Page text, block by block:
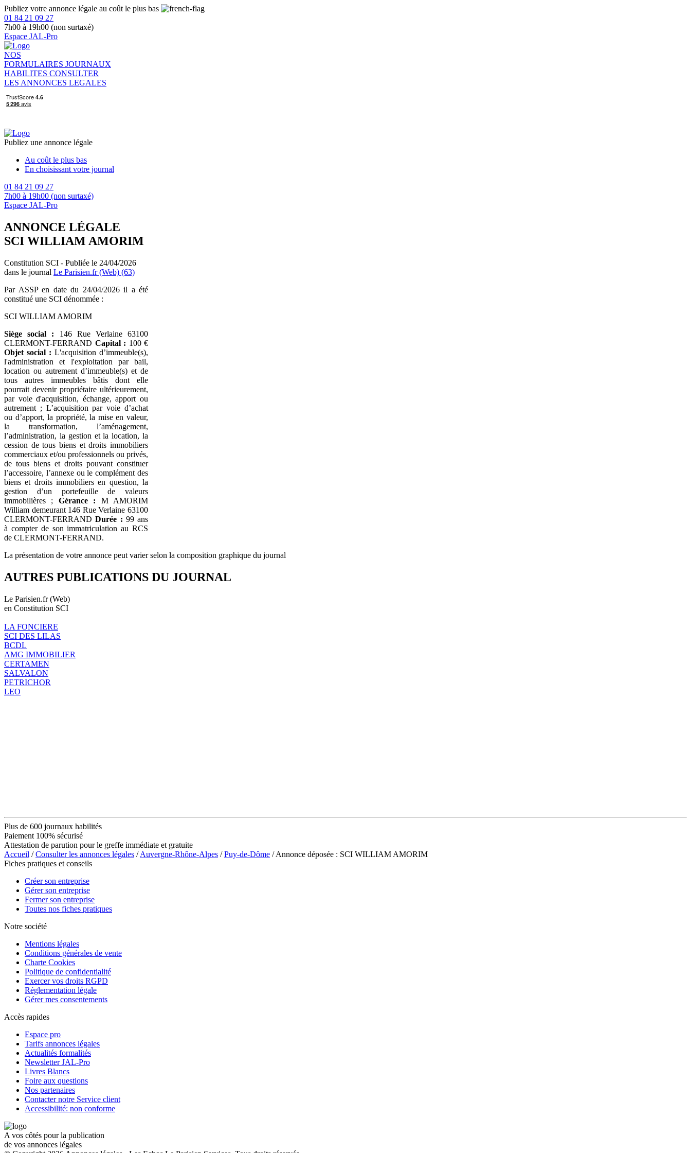
Publiez votre annonce légale au coût le plus bas
01 84 21 09 27
7h00 à 19h00 (non surtaxé)
Espace JAL-Pro
NOS
FORMULAIRES JOURNAUX
HABILITES CONSULTER
LES ANNONCES LEGALES
Publiez une annonce légale
Au coût le plus bas
En choisissant votre journal
01 84 21 09 27
7h00 à 19h00 (non surtaxé)
Espace JAL-Pro
ANNONCE LÉGALE
SCI WILLIAM AMORIM
Constitution SCI - Publiée le 24/04/2026
dans le journal Le Parisien.fr (Web) (63)
Par ASSP en date du 24/04/2026 il a été
constitué une SCI dénommée :
SCI WILLIAM AMORIM
Siège social : 146 Rue Verlaine 63100
CLERMONT-FERRAND Capital : 100 €
Objet social : L'acquisition d’immeuble(s),
l'administration et l'exploitation par bail,
location ou autrement d’immeuble(s) et de
tous autres immeubles bâtis dont elle
pourrait devenir propriétaire ultérieurement,
par voie d'acquisition, échange, apport ou
autrement ; L’acquisition par voie d’achat
ou d’apport, la propriété, la mise en valeur,
la transformation, l’aménagement,
l’administration, la gestion et la location, la
cession de tous biens et droits immobiliers
commerciaux et/ou professionnels ou privés,
de tous biens et droits pouvant constituer
l’accessoire, l’annexe ou le complément des
biens et droits immobiliers en question, la
gestion d’un portefeuille de valeurs
immobilières ; Gérance : M AMORIM
William demeurant 146 Rue Verlaine 63100
CLERMONT-FERRANDDurée : 99 ans
à compter de son immatriculation au RCS
de CLERMONT-FERRAND.
La présentation de votre annonce peut varier selon la composition graphique du journal
AUTRES PUBLICATIONS DU JOURNAL
Le Parisien.fr (Web)
en Constitution SCI
LA FONCIERE
SCI DES LILAS
BCDL
AMG IMMOBILIER
CERTAMEN
SALVALON
PETRICHOR
LEO
Plus de 600 journaux habilités
Paiement 100% sécurisé
Attestation de parution pour le greffe immédiate et gratuite
Accueil /Consulter les annonces légales /Auvergne-Rhône-Alpes /Puy-de-Dôme / Annonce déposée : SCI WILLIAM AMORIM
Fiches pratiques et conseils
Créer son entreprise
Gérer son entreprise
Fermer son entreprise
Toutes nos fiches pratiques
Notre société
Mentions légales
Conditions générales de vente
Charte Cookies
Politique de confidentialité
Exercer vos droits RGPD
Réglementation légale
Gérer mes consentements
Accès rapides
Espace pro
Tarifs annonces légales
Actualités formalités
Newsletter JAL-Pro
Livres Blancs
Foire aux questions
Nos partenaires
Contacter notre Service client
Accessibilité: non conforme
A vos côtés pour la publication
de vos annonces légales